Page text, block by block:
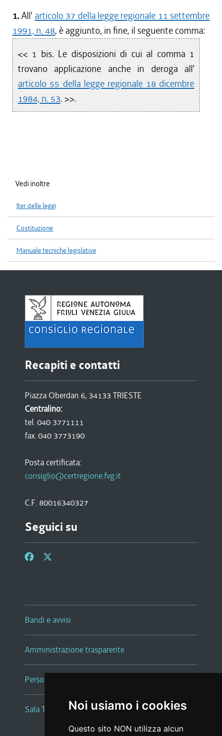
Noi usiamo i cookies
Questo sito NON utilizza alcun
1.All' articolo 37 della legge regionale 11 settembre
1991, n. 48, è aggiunto, in fine, il seguente comma:
<< 1 bis. Le disposizioni di cui al comma 1
trovano applicazione anche in deroga all'
articolo 55 della legge regionale 18 dicembre
1984, n. 53. >>.
Vedi inoltre
Iter delle leggi
Costituzione
Manuale tecniche legislative
Recapiti e contatti
Piazza Oberdan 6, 34133 TRIESTE
Centralino:
tel. 040 3771111
fax. 040 3773190
Posta certificata:
consiglio@certregione.fvg.it
C.F. 80016340327
Seguici su
Bandi e avvisi
Amministrazione trasparente
Persone e Uffici
Sala Tiziano Tessitori